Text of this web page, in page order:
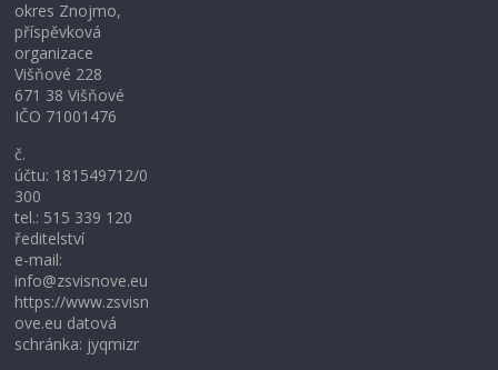
okres Znojmo,
příspěvková
organizace
Višňové 228
671 38 Višňové
IČO 71001476
č.
účtu: 181549712/0
300
tel.: 515 339 120
ředitelství
e-mail:
info@zsvisnove.eu
https://www.zsvisn
ove.eu datová
schránka: jyqmizr